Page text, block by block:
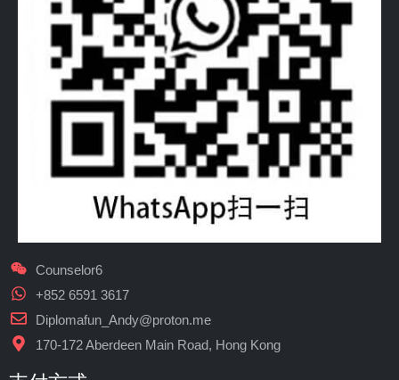
Counselor6
+852 6591 3617
Diplomafun_Andy@proton.me
170-172 Aberdeen Main Road, Hong Kong